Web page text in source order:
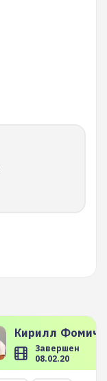
Кирилл
Завершен
08.02.20